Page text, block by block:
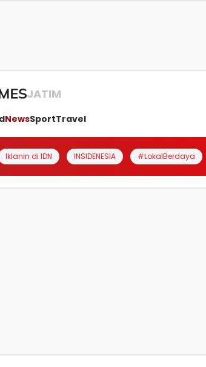
JATIM
NewsSportTravel
Iklanin di IDN INSIDENESIA #LokalBerdaya